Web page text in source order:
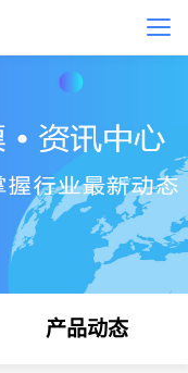
产品动态